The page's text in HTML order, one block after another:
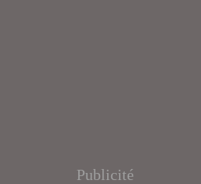
Publicité